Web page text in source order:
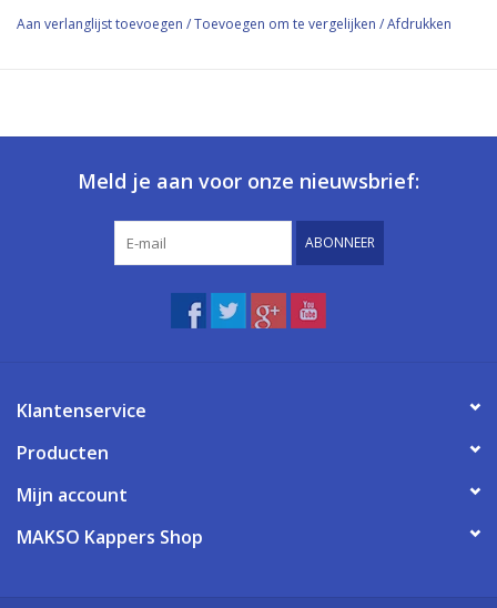
Aan verlanglijst toevoegen /Toevoegen om te vergelijken /Afdrukken
Meld je aan voor onze nieuwsbrief:
ABONNEER
Klantenservice
Producten
Mijn account
MAKSO Kappers Shop